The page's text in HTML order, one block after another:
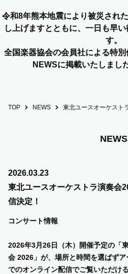
令和8年熊本地震により被災され
し上げますとともに、一日も早
す。
全国楽器協会の会員社による特
NEWSに掲載いたしまし
TOP
OUR
SUPPORT
TOP NEWS 東北ユースオーケスト
NEWS
2026.03.23
東北ユースオーケストラ演奏会
信決定！
コンサート情報
2026年3月26日（木）開催予定の「
会 2026」が、 場所と時間を選ばず
でのオンライン配信でご覧いただけ